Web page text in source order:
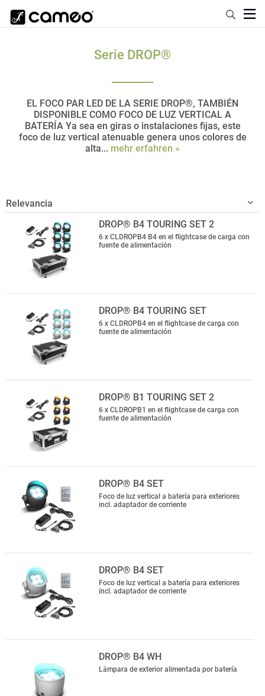
Serie DROP®
EL FOCO PAR LED DE LA SERIE DROP®, TAMBIÉN
DISPONIBLE COMO FOCO DE LUZ VERTICAL A
BATERÍA Ya sea en giras o instalaciones fijas, este
foco de luz vertical atenuable genera unos colores de
alta... mehr erfahren »
DROP® B4 TOURING SET 2
6 x CLDROPB4 B4 en el flightcase de carga con
fuente de alimentación
DROP® B4 TOURING SET
6 x CLDROPB4 en el flightcase de carga con
fuente de alimentación
DROP® B1 TOURING SET 2
6 x CLDROPB1 en el flightcase de carga con
fuente de alimentación
DROP® B4 SET
Foco de luz vertical a batería para exteriores
incl. adaptador de corriente
DROP® B4 SET
Foco de luz vertical a batería para exteriores
incl. adaptador de corriente
DROP® B4 WH
Lámpara de exterior alimentada por batería